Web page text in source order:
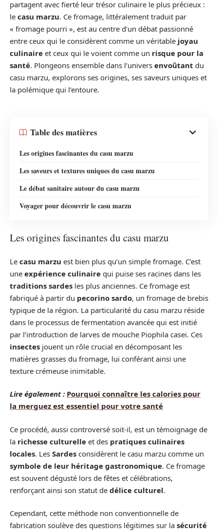
partagent avec fierté leur trésor culinaire le plus précieux :
le casu marzu. Ce fromage, littéralement traduit par
« fromage pourri », est au centre d’un débat passionné
entre ceux qui le considèrent comme un véritable joyau
culinaire et ceux qui le voient comme un risque pour la
santé. Plongeons ensemble dans l’univers envoûtant du
casu marzu, explorons ses origines, ses saveurs uniques et
la polémique qui l’entoure.
Table des matières
Les origines fascinantes du casu marzu
Les saveurs et textures uniques du casu marzu
Le débat sanitaire autour du casu marzu
Voyager pour découvrir le casu marzu
Les origines fascinantes du casu marzu
Le casu marzu est bien plus qu’un simple fromage. C’est
une expérience culinaire qui puise ses racines dans les
traditions sardes les plus anciennes. Ce fromage est
fabriqué à partir du pecorino sardo, un fromage de brebis
typique de la région. La particularité du casu marzu réside
dans le processus de fermentation avancée qui est initié
par l’introduction de larves de mouche Piophila casei. Ces
insectes jouent un rôle crucial en décomposant les
matières grasses du fromage, lui conférant ainsi une
texture crémeuse inimitable.
Lire également : Pourquoi connaître les calories pour
la merguez est essentiel pour votre santé
Ce procédé, aussi controversé soit-il, est un témoignage de
la richesse culturelle et des pratiques culinaires
locales. Les Sardes considèrent le casu marzu comme un
symbole de leur héritage gastronomique. Ce fromage
est souvent dégusté lors de fêtes et célébrations,
renforçant ainsi son statut de délice culturel.
Cependant, cette méthode non conventionnelle de
fabrication soulève des questions légitimes sur la sécurité